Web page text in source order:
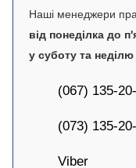
Наші менеджери
від понеділка до
у суботу та
(067) 135-
(073) 135-
Viber